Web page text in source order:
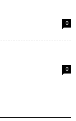
0
0